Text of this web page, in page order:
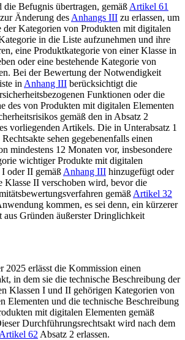
Befugnis übertragen, gemäß Artikel 61
Änderung des Anhangs III zu erlassen, um
der Kategorien von Produkten mit digitalen
in die Liste aufzunehmen und ihre
eine Produktkategorie von einer Klasse in
oder eine bestehende Kategorie von
Bei der Bewertung der Notwendigkeit
in Anhang III berücksichtigt die
Funktionen oder die
des von Produkten mit digitalen Elementen
gemäß den in Absatz 2
vorliegenden Artikels. Die in Unterabsatz 1
sehen gegebenenfalls einen
mindestens 12 Monaten vor, insbesondere
wichtiger Produkte mit digitalen
oder II gemäß Anhang III hinzugefügt oder
Klasse II verschoben wird, bevor die
gemäß Artikel 32
kommen, es sei denn, ein kürzerer
aus Gründen äußerster Dringlichkeit
2025 erlässt die Kommission einen
in dem sie die technische Beschreibung der
Klassen I und II gehörigen Kategorien von
Elementen und die technische Beschreibung
mit digitalen Elementen gemäß
Durchführungsrechtsakt wird nach dem
Artikel 62 Absatz 2 erlassen.